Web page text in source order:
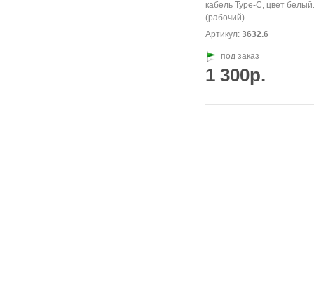
кабель Type-C, цвет белый.
(рабочий)
Артикул: 3632.6
под заказ
1 300р.